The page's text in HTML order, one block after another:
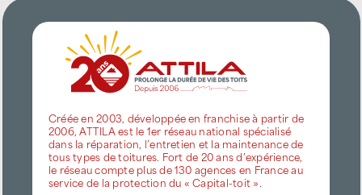
Créée en 2003, développée en franchise à partir de
2006, ATTILA est le 1er réseau national spécialisé
dans la réparation, l’entretien et la maintenance de
tous types de toitures. Fort de 20 ans d’expérience,
le réseau compte plus de 130 agences en France au
service de la protection du « Capital-toit ».